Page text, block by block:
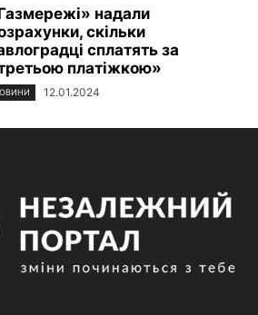
надали
скільки
сплатять за
платіжкою»
12.01.2024